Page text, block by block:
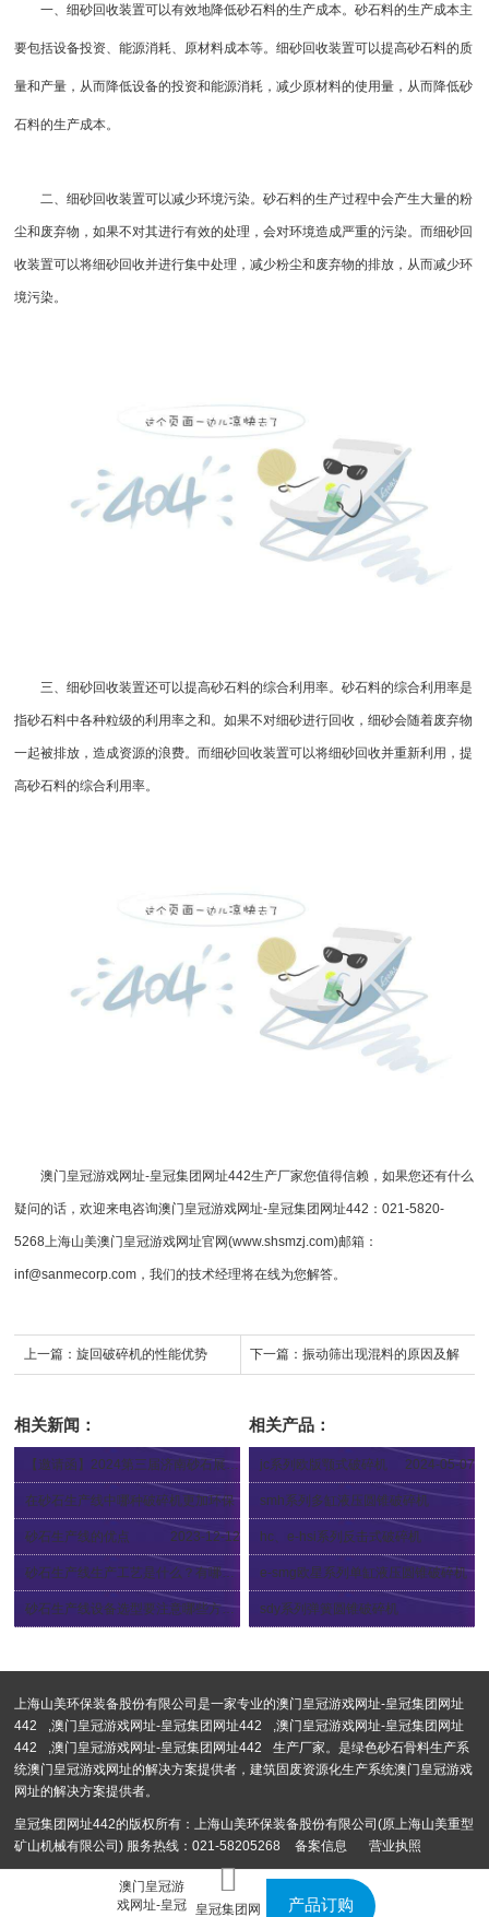
一、细砂回收装置可以有效地降低砂石料的生产成本。砂石料的生产成本主
要包括设备投资、能源消耗、原材料成本等。细砂回收装置可以提高砂石料的质
量和产量，从而降低设备的投资和能源消耗，减少原材料的使用量，从而降低砂
石料的生产成本。
二、细砂回收装置可以减少环境污染。砂石料的生产过程中会产生大量的粉
尘和废弃物，如果不对其进行有效的处理，会对环境造成严重的污染。而细砂回
收装置可以将细砂回收并进行集中处理，减少粉尘和废弃物的排放，从而减少环
境污染。
三、细砂回收装置还可以提高砂石料的综合利用率。砂石料的综合利用率是
指砂石料中各种粒级的利用率之和。如果不对细砂进行回收，细砂会随着废弃物
一起被排放，造成资源的浪费。而细砂回收装置可以将细砂回收并重新利用，提
高砂石料的综合利用率。
澳门皇冠游戏网址-皇冠集团网址442生产厂家您值得信赖，如果您还有什么
疑问的话，欢迎来电咨询澳门皇冠游戏网址-皇冠集团网址442 ：021-5820-
5268上海山美澳门皇冠游戏网址官网(www.shsmzj.com)邮箱：
inf@sanmecorp.com ，我们的技术经理将在线为您解答。
上一篇： 旋回破碎机的性能优势 下一篇：振动筛出现混料的原因及解
相关新闻：
【邀请函】2024第三届济南砂石展 上海山美股份邀您共襄行业盛举
2024-04-09
在砂石生产线中哪种破碎机更加环保
2023-12-15
砂石生产线的优点 2023-12-12
砂石生产线生产工艺是什么？有哪些优势？
2023-11-14
砂石生产线设备选型要注意哪些方面？
相关产品：
jc系列欧版颚式破碎机 2024-05-07
smh系列多缸液压圆锥破碎机
2012-12-04
hc、e-hsi系列反击式破碎机
2012-12-04
e-smg欧星系列单缸液压圆锥破碎机
2024-01-25
sdy系列弹簧圆锥破碎机
上海山美环保装备股份有限公司是一家专业的澳门皇冠游戏网址-皇冠集团网址
442
,澳门皇冠游戏网址-皇冠集团网址442 ,澳门皇冠游戏网址-皇冠集团网址
442
,澳门皇冠游戏网址-皇冠集团网址442
生产厂家。是绿色砂石骨料生产系
统澳门皇冠游戏网址的解决方案提供者，建筑固废资源化生产系统澳门皇冠游戏
网址的解决方案提供者。
皇冠集团网址442的版权所有：上海山美环保装备股份有限公司(原上海山美重型
矿山机械有限公司) 服务热线：021-58205268
备案信息 营业执照
澳门皇冠游
戏网址-皇冠
皇冠集团网 产品订购